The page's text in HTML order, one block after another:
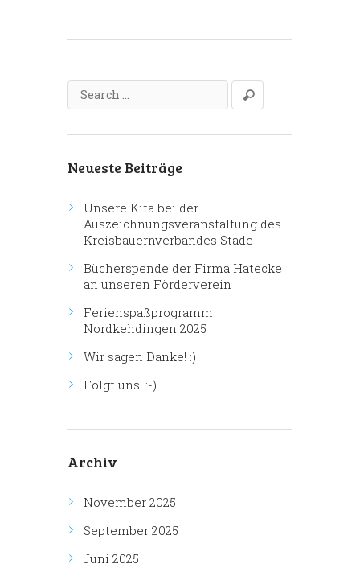
Neueste Beiträge
Unsere Kita bei der
Auszeichnungsveranstaltung des
Kreisbauernverbandes Stade
Bücherspende der Firma Hatecke
an unseren Förderverein
Ferienspaßprogramm
Nordkehdingen 2025
Wir sagen Danke! :)
Folgt uns! :-)
Archiv
November 2025
September 2025
Juni 2025